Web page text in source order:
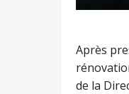
Après
de la